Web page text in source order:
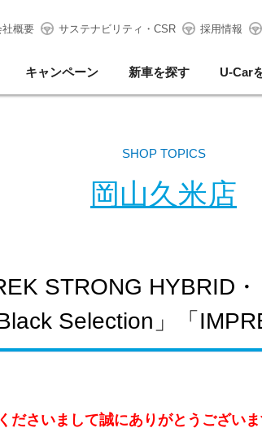
社概要 サステナビリティ・CSR 採用情報
キャンペーン 新車を探す U-Car
SHOP TOPICS
岡山久米店
STRONG HYBRID
Selection」「
ださいまして誠にありがとうございま